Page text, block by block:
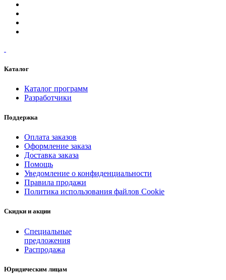
Каталог
Каталог программ
Разработчики
Поддержка
Оплата заказов
Оформление заказа
Доставка заказа
Помощь
Уведомление о конфиденциальности
Правила продажи
Политика использования файлов Cookie
Скидки и акции
Специальные
предложения
Распродажа
Юридическим лицам